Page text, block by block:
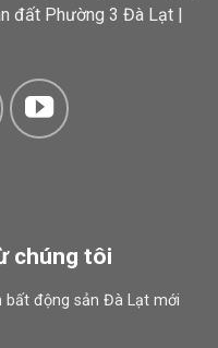
đất Phường 3 Đà Lạt |
chúng tôi
động sản Đà Lạt mới